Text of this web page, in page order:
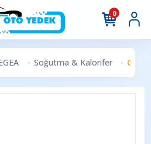
0
Soğutma & Kalorifer